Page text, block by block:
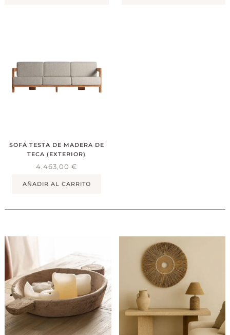
SOFÁ TESTA DE MADERA DE
TECA (EXTERIOR)
4.463,00€
AÑADIR AL CARRITO